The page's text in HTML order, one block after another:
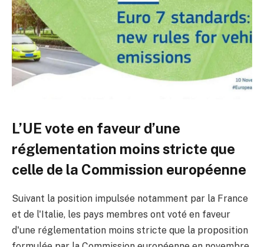
L’UE vote en faveur d’une
réglementation moins stricte que
celle de la Commission européenne
Suivant la position impulsée notamment par la France
et de l'Italie, les pays membres ont voté en faveur
d'une réglementation moins stricte que la proposition